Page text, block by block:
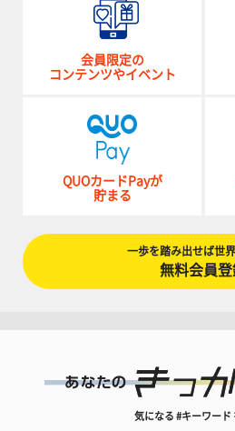
会員限定の
コンテンツやイベント
QUOカードPayが
貯まる
一歩を踏み出せば世
無料会員登
気になる #キーワード